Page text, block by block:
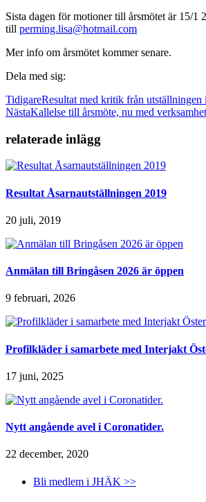
Sista dagen för motioner till årsmötet är 15/1
till perming.lisa@hotmail.com
Mer info om årsmötet kommer senare.
Dela med sig:
TidigareResultat med kritik från utställningen
NästaKallelse till årsmöte, nu med
relaterade inlägg
Resultat Åsarnautställningen 2019
20 juli, 2019
Anmälan till Bringåsen 2026 är öppen
9 februari, 2026
Profilkläder i samarbete med Interjakt
17 juni, 2025
Nytt angående avel i Coronatider.
22 december, 2020
Bli medlem i JHÄK >>